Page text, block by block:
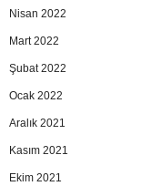
Nisan 2022
Mart 2022
Şubat 2022
Ocak 2022
Aralık 2021
Kasım 2021
Ekim 2021